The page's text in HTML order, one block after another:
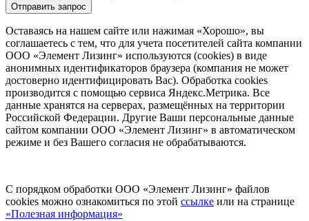
Отправить запрос
Оставаясь на нашем сайте или нажимая «Хорошо», вы
соглашаетесь с тем, что для учета посетителей сайта компании
ООО «Элемент Лизинг» используются (cookies) в виде
анонимных идентификаторов браузера (компания не может
достоверно идентифицировать Вас). Обработка cookies
производится с помощью сервиса Яндекс.Метрика. Все
данные хранятся на серверах, размещённых на территории
Российской Федерации. Другие Ваши персональные данные
сайтом компании ООО «Элемент Лизинг» в автоматическом
режиме и без Вашего согласия не обрабатываются.
С порядком обработки ООО «Элемент Лизинг» файлов
cookies можно ознакомиться по этой ссылке или на странице
«Полезная информация»